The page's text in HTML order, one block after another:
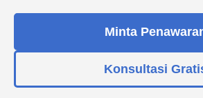
Minta
Konsultasi